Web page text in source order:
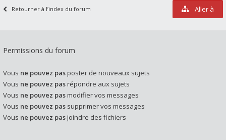
Retourner à l’index du forum Aller à
Permissions du forum
Vous ne pouvez pasposter de nouveaux sujets
Vous ne pouvez pasrépondre aux sujets
Vous ne pouvez pasmodifier vos messages
Vous ne pouvez pas supprimer vos messages
Vous ne pouvez pasjoindre des fichiers